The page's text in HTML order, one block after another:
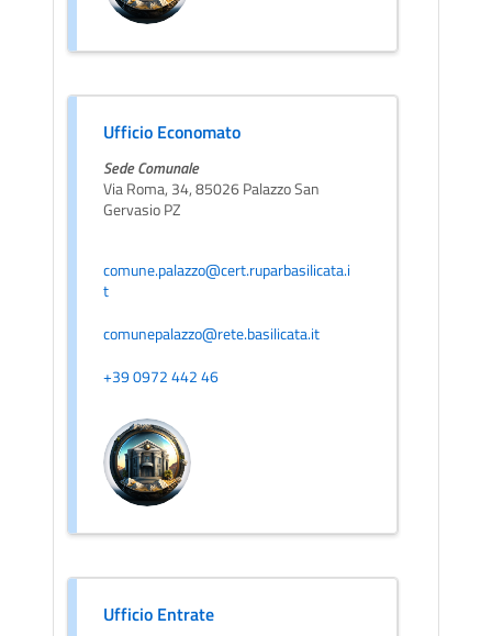
Ufficio Economato
Sede Comunale
Via Roma, 34, 85026 Palazzo San
Gervasio PZ
comune.palazzo@cert.ruparbasilicata.i
t
comunepalazzo@rete.basilicata.it
+39 0972 442 46
Ufficio Entrate